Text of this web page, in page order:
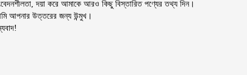
টিউবটি চেপে দেওয়ার সময় সোয়াবটি সরান
ইমিটার ঢেকে দিন